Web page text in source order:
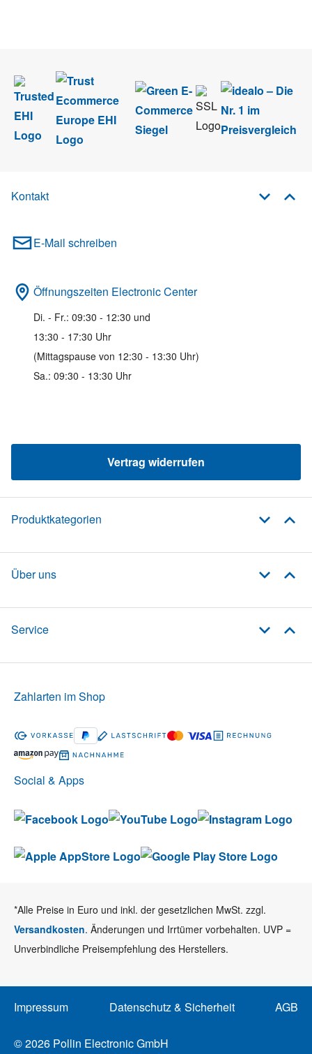
Kontakt
E-Mail schreiben
Öffnungszeiten Electronic Center
Di. - Fr.: 09:30 - 12:30 und
13:30 - 17:30 Uhr
(Mittagspause von 12:30 - 13:30 Uhr)
Sa.: 09:30 - 13:30 Uhr
Vertrag widerrufen
Produktkategorien
Über uns
Service
Social & Apps
Zahlarten im Shop
*Alle Preise in Euro und inkl. der gesetzlichen MwSt. zzgl.
Versandkosten. Änderungen und Irrtümer vorbehalten. UVP =
Unverbindliche Preisempfehlung des Herstellers.
Impressum Datenschutz & Sicherheit AGB
© 2026 Pollin Electronic GmbH